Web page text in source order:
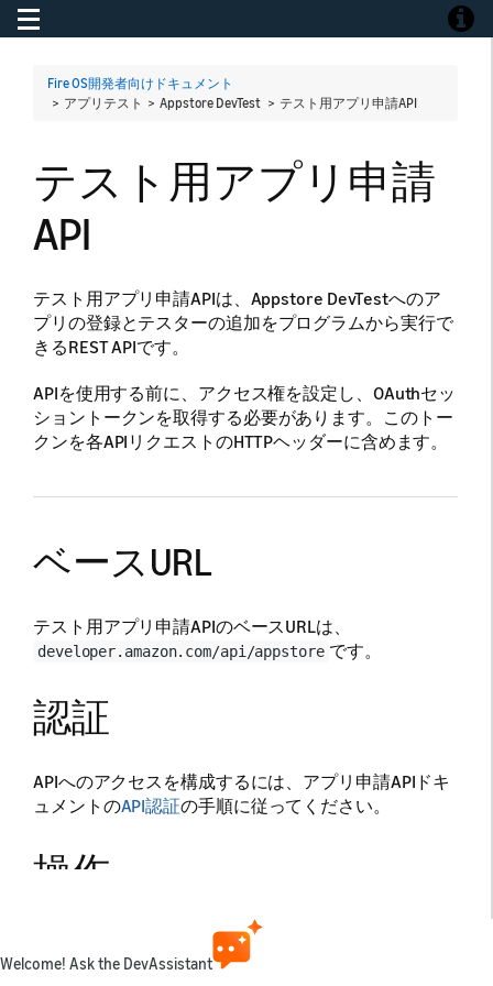
Toggle navigation
Fire OS開発者向けドキュメント
> アプリテスト > Appstore DevTest > テスト用アプリ申請API
テスト用アプリ申請
API
テスト用アプリ申請APIは、Appstore DevTestへのア
プリの登録とテスターの追加をプログラムから実行で
きるREST APIです。
APIを使用する前に、アクセス権を設定し、OAuthセッ
ショントークンを取得する必要があります。このトー
クンを各APIリクエストのHTTPヘッダーに含めます。
ベースURL
テスト用アプリ申請APIのベースURLは、
developer.amazon.com/api/appstore です。
認証
APIへのアクセスを構成するには、アプリ申請APIドキ
ュメントのAPI認証の手順に従ってください。
操作
テスト用アプリ申請APIには、次の操作が含まれてい
ます。
Welcome! Ask the DevAssistant